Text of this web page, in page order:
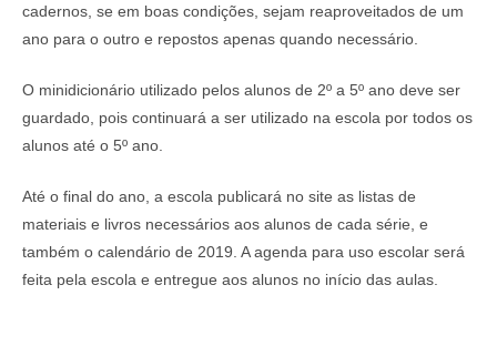
cadernos, se em boas condições, sejam reaproveitados de um
ano para o outro e repostos apenas quando necessário.
O minidicionário utilizado pelos alunos de 2º a 5º ano deve ser
guardado, pois continuará a ser utilizado na escola por todos os
alunos até o 5º ano.
Até o final do ano, a escola publicará no site as listas de
materiais e livros necessários aos alunos de cada série, e
também o calendário de 2019. A agenda para uso escolar será
feita pela escola e entregue aos alunos no início das aulas.